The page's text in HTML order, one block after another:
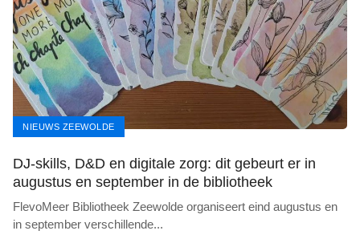
NIEUWS ZEEWOLDE
DJ-skills, D&D en digitale zorg: dit gebeurt er in
augustus en september in de bibliotheek
FlevoMeer Bibliotheek Zeewolde organiseert eind augustus en
in september verschillende...